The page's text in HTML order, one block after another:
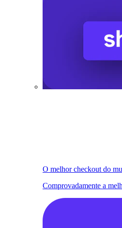
O melhor checkout do
Comprovadamente a